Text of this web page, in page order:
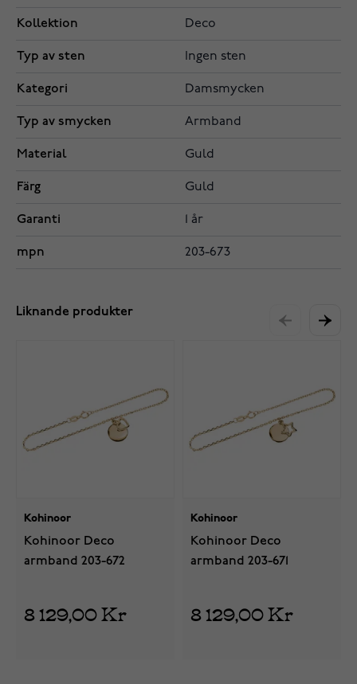
Kollektion Deco
Typ av sten Ingen sten
Kategori Damsmycken
Typ av smycken Armband
Material Guld
Färg Guld
Garanti 1 år
mpn 203-673
Liknande produkter
Kohinoor
Kohinoor Deco
armband 203-672
8 129,00 Kr
Kohinoor
Kohinoor Deco
armband 203-671
8 129,00 Kr